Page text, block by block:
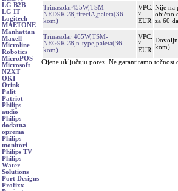
LG B2B
LG IT
Logitech
MAETONE
Manhattan
Maxell
Microline
Robotics
MicroPOS
Microsoft
NZXT
OKI
Orink
Palit
Patriot
Philips
audio
Philips
dodatna
oprema
Philips
monitori
Philips TV
Philips
Water
Solutions
Port Designs
Profixx
Trinasolar455W,TSM-
NED9R.28,fireclA,paleta(36
kom)
VPC:
?
EUR
Nije na
obično
za 60
Trinasolar 465W,TSM-
NEG9R.28,n-type,paleta(36
kom)
VPC:
?
EUR
kom)
Cijene uključuju porez. Ne garantiramo točnost